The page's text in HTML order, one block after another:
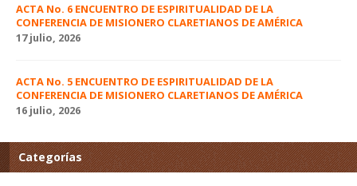
ACTA No. 6 ENCUENTRO DE ESPIRITUALIDAD DE LA
CONFERENCIA DE MISIONERO CLARETIANOS DE AMÉRICA
17 julio, 2026
ACTA No. 5 ENCUENTRO DE ESPIRITUALIDAD DE LA
CONFERENCIA DE MISIONERO CLARETIANOS DE AMÉRICA
16 julio, 2026
Categorías